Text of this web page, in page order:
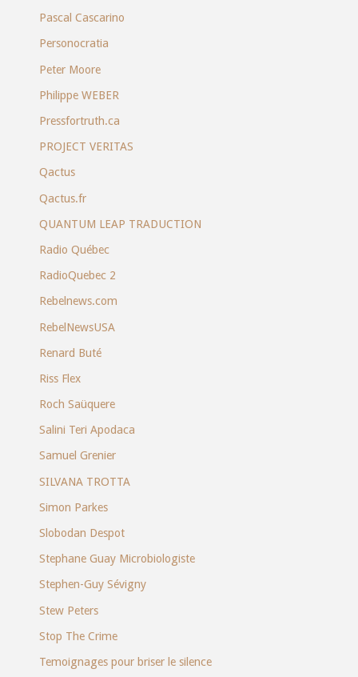
Pascal Cascarino
Personocratia
Peter Moore
Philippe WEBER
Pressfortruth.ca
PROJECT VERITAS
Qactus
Qactus.fr
QUANTUM LEAP TRADUCTION
Radio Québec
RadioQuebec 2
Rebelnews.com
RebelNewsUSA
Renard Buté
Riss Flex
Roch Saüquere
Salini Teri Apodaca
Samuel Grenier
SILVANA TROTTA
Simon Parkes
Slobodan Despot
Stephane Guay Microbiologiste
Stephen-Guy Sévigny
Stew Peters
Stop The Crime
Temoignages pour briser le silence